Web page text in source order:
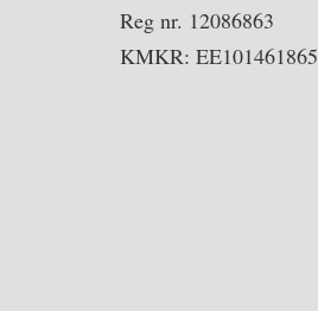
Reg nr. 12086863
KMKR: EE101461865